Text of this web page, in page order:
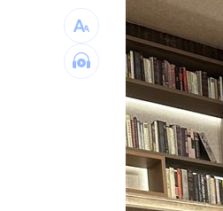
想吃清淡！他
買房3年才知
生日變親人忌
台中小五童遭
粉絲輕生後首